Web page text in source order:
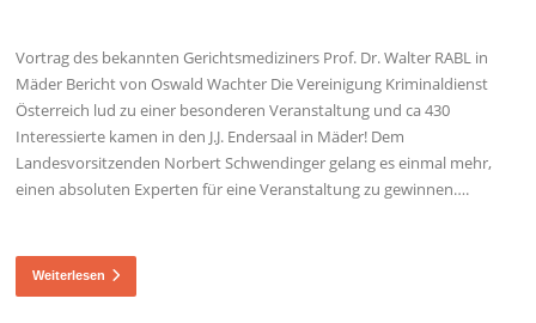
Vortrag des bekannten Gerichtsmediziners Prof. Dr. Walter RABL in
Mäder Bericht von Oswald Wachter Die Vereinigung Kriminaldienst
Österreich lud zu einer besonderen Veranstaltung und ca 430
Interessierte kamen in den J.J. Endersaal in Mäder! Dem
Landesvorsitzenden Norbert Schwendinger gelang es einmal mehr,
einen absoluten Experten für eine Veranstaltung zu gewinnen….
Weiterlesen